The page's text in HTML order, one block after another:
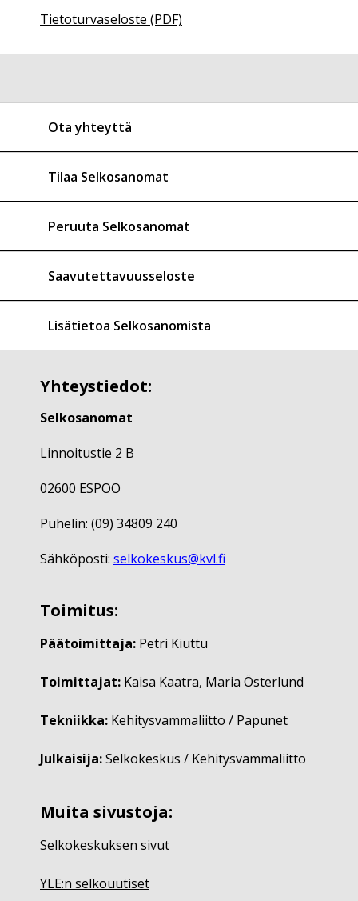
Tietoturvaseloste (PDF)
Ota yhteyttä
Tilaa Selkosanomat
Peruuta Selkosanomat
Saavutettavuusseloste
Lisätietoa Selkosanomista
Yhteystiedot:
Selkosanomat
Linnoitustie 2 B
02600 ESPOO
Puhelin: (09) 34809 240
Sähköposti: selkokeskus@kvl.fi
Toimitus:
Päätoimittaja: Petri Kiuttu
Toimittajat: Kaisa Kaatra, Maria Österlund
Tekniikka: Kehitysvammaliitto / Papunet
Julkaisija:Selkokeskus / Kehitysvammaliitto
Muita sivustoja:
Selkokeskuksen sivut
YLE:n selkouutiset